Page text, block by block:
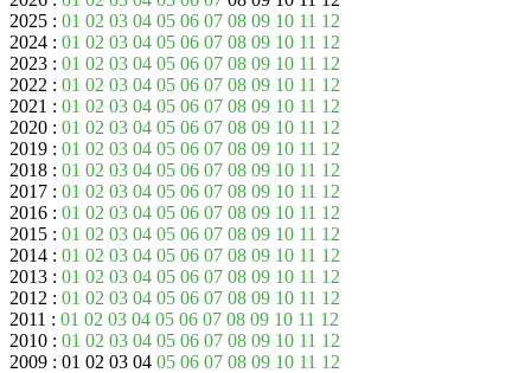
2025 : 01 02 03 04 05 06 07 08 09 10 11 12
2024 : 01 02 03 04 05 06 07 08 09 10 11 12
2023 : 01 02 03 04 05 06 07 08 09 10 11 12
2022 : 01 02 03 04 05 06 07 08 09 10 11 12
2021 : 01 02 03 04 05 06 07 08 09 10 11 12
2020 : 01 02 03 04 05 06 07 08 09 10 11 12
2019 : 01 02 03 04 05 06 07 08 09 10 11 12
2018 : 01 02 03 04 05 06 07 08 09 10 11 12
2017 : 01 02 03 04 05 06 07 08 09 10 11 12
2016 : 01 02 03 04 05 06 07 08 09 10 11 12
2015 : 01 02 03 04 05 06 07 08 09 10 11 12
2014 : 01 02 03 04 05 06 07 08 09 10 11 12
2013 : 01 02 03 04 05 06 07 08 09 10 11 12
2012 : 01 02 03 04 05 06 07 08 09 10 11 12
2011 : 01 02 03 04 05 06 07 08 09 10 11 12
2010 : 01 02 03 04 05 06 07 08 09 10 11 12
2009 : 01 02 03 04 05 06 07 08 09 10 11 12